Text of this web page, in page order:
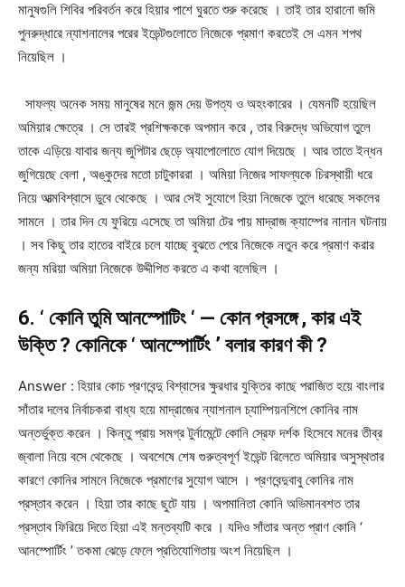
মানুষগুলি শিবির পরিবর্তন করে হিয়ার পাশে ঘুরতে শুরু করেছে । তাই তার হারানো জমি
পুনরুদ্ধারে ন্যাশনালের পরের ইভেন্টগুলোতে নিজেকে প্রমাণ করতেই সে এমন শপথ
নিয়েছিল ।
সাফল্য অনেক সময় মানুষের মনে জন্ম দেয় উপত্য ও অহংকারের । যেমনটি হয়েছিল
অমিয়ার ক্ষেত্রে । সে তারই প্রশিক্ষককে অপমান করে , তার বিরুদ্ধে অভিযোগ তুলে
তাকে এড়িয়ে যাবার জন্য জুপিটার ছেড়ে অ্যাপোলোতে যোগ দিয়েছে । আর তাতে ইন্ধন
জুগিয়েছে বেলা , অঙ্কুদের মতো চাটুকাররা । অমিয়া নিজের সাফল্যকে চিরস্থায়ী ধরে
নিয়ে আত্মবিশ্বাসে ডুবে থেকেছে । আর সেই সুযোগে হিয়া নিজেকে তুলে ধরেছে সকলের
সামনে । তার দিন যে ফুরিয়ে এসেছে তা অমিয়া টের পায় মাদ্রাজ ক্যাম্পের নানান ঘটনায়
। সব কিছু তার হাতের বাইরে চলে যাচ্ছে বুঝতে পেরে নিজেকে নতুন করে প্রমাণ করার
জন্য মরিয়া অমিয়া নিজেকে উদ্দীপিত করতে এ কথা বলেছিল ।
6. ‘ কোনি তুমি আনস্পোটিং ‘ — কোন প্রসঙ্গে , কার এই
উক্তি ? কোনিকে ‘ আনস্পোর্টিং ’ বলার কারণ কী ?
Answer : হিয়ার কোচ প্রণবেন্দু বিশ্বাসের ক্ষুরধার যুক্তির কাছে পরাজিত হয়ে বাংলার
সাঁতার দলের নির্বাচকরা বাধ্য হয়ে মাদ্রাজের ন্যাশনাল চ্যাম্পিয়নশিপে কোনির নাম
অন্তর্ভুক্ত করেন । কিন্তু প্রায় সমগ্র টুর্নামেন্টে কোনি স্রেফ দর্শক হিসেবে মনের তীব্র
জ্বালা নিয়ে বসে থেকেছে । অবশেষে শেষ গুরুত্বপূর্ণ ইভেন্ট রিলেতে অমিয়ার অসুস্থতার
কারণে কোনির সামনে নিজেকে প্রমাণের সুযোগ আসে । প্রণবেন্দুবাবু কোনির নাম
প্রস্তাব করেন । হিয়া তার কাছে ছুটে যায় । অপমানিতা কোনি অভিমানবশত তার
প্রস্তাব ফিরিয়ে দিতে হিয়া এই মন্তব্যটি করে । যদিও সাঁতার অন্ত প্রাণ কোনি ‘
আনস্পোর্টিং ’ তকমা ঝেড়ে ফেলে প্রতিযোগিতায় অংশ নিয়েছিল ।